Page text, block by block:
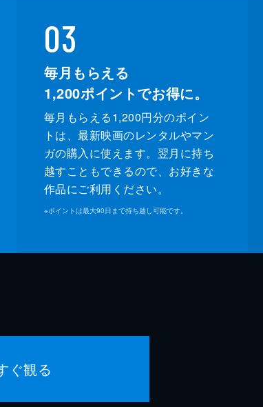
03
毎月もらえる
1,200ポイントでお得に。
毎月もらえる1,200円分のポイン
トは、最新映画のレンタルやマン
ガの購入に使えます。翌月に持ち
越すこともできるので、お好きな
作品にご利用ください。
※ポイントは最大90日まで持ち越し可能です。
ぐ観る